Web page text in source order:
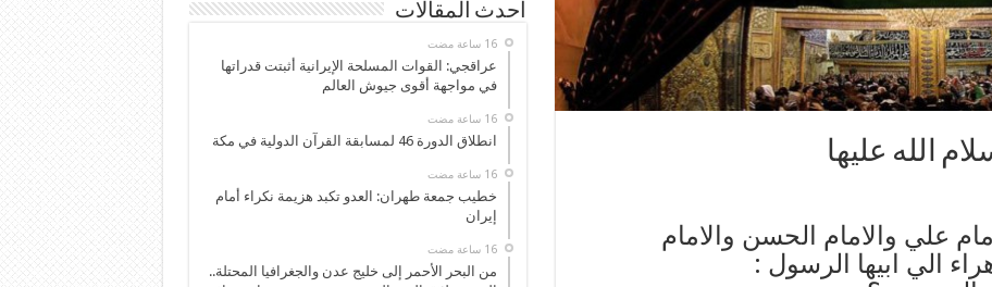
الله عليها
علي والامام الحسن والامام
الي ابيها الرسول :
أحدث المقالات
‏16 ساعة مضت
عراقجي: القوات المسلحة الإيرانية أثبتت قدراتها
في مواجهة أقوى جيوش العالم
‏16 ساعة مضت
انطلاق الدورة 46 لمسابقة القرآن الدولية في مكة
‏16 ساعة مضت
خطيب جمعة طهران: العدو تكبد هزيمة نكراء أمام
إيران
‏16 ساعة مضت
من البحر الأحمر إلى خليج عدن والجغرافيا المحتلة..